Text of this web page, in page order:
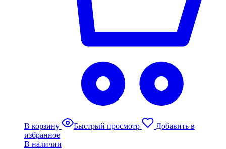
В корзину Быстрый просмотр
Добавить в
избранное
В наличии